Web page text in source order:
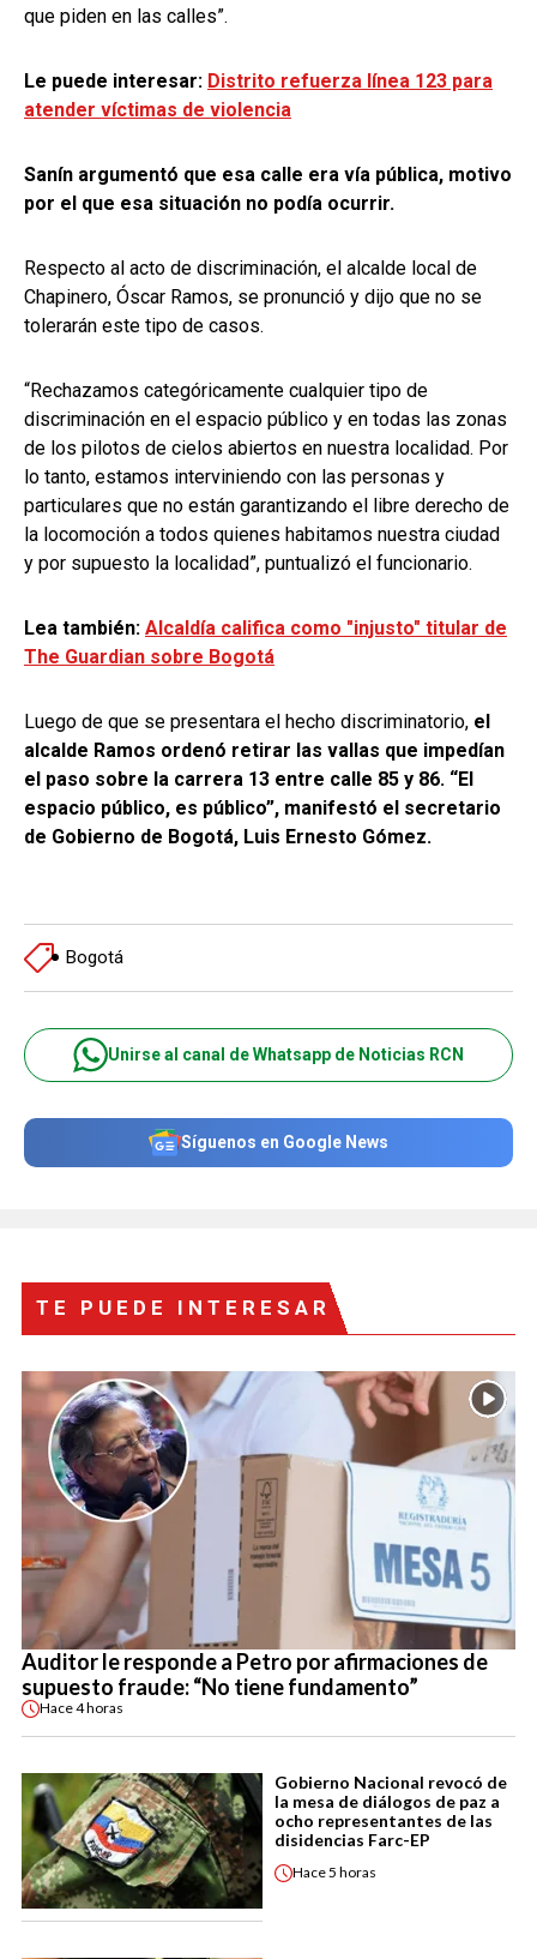
que piden en las calles”.
Le puede interesar: Distrito refuerza línea 123 para
atender víctimas de violencia
Sanín argumentó que esa calle era vía pública, motivo
por el que esa situación no podía ocurrir.
Respecto al acto de discriminación, el alcalde local de
Chapinero, Óscar Ramos, se pronunció y dijo que no se
tolerarán este tipo de casos.
“Rechazamos categóricamente cualquier tipo de
discriminación en el espacio público y en todas las zonas
de los pilotos de cielos abiertos en nuestra localidad. Por
lo tanto, estamos interviniendo con las personas y
particulares que no están garantizando el libre derecho de
la locomoción a todos quienes habitamos nuestra ciudad
y por supuesto la localidad”, puntualizó el funcionario.
Lea también: Alcaldía califica como "injusto" titular de
The Guardian sobre Bogotá
Luego de que se presentara el hecho discriminatorio, el
alcalde Ramos ordenó retirar las vallas que impedían
el paso sobre la carrera 13 entre calle 85 y 86. “El
espacio público, es público”, manifestó el secretario
de Gobierno de Bogotá, Luis Ernesto Gómez.
Bogotá
Unirse al canal de Whatsapp de Noticias RCN
Síguenos en Google News
TE PUEDE INTERESAR
Auditor le responde a Petro por afirmaciones de
supuesto fraude: “No tiene fundamento”
Hace4 horas
Gobierno Nacional revocó de
la mesa de diálogos de paz a
ocho representantes de las
disidencias Farc-EP
Hace5 horas